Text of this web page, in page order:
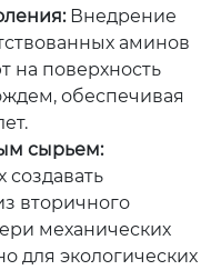
Внедрение
аминов
на поверхность
обеспечивая
сырьем:
вторичного
механических
для экологических